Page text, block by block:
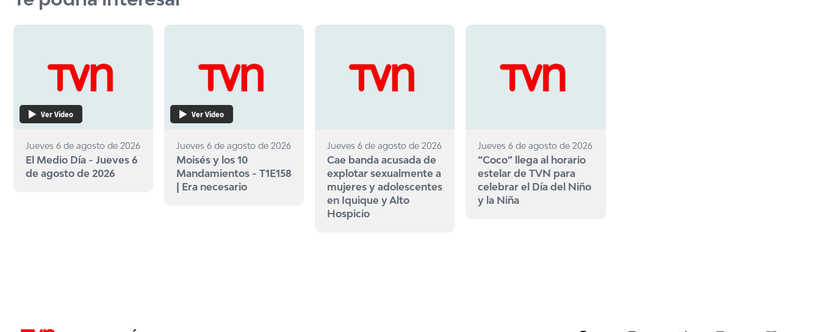
Ver Video
Jueves 6 de agosto de 2026
El Medio Día - Jueves 6
de agosto de 2026
Ver Video
Jueves 6 de agosto de 2026
Moisés y los 10
Mandamientos - T1E158
| Era necesario
Jueves 6 de agosto de 2026
Cae banda acusada de
explotar sexualmente a
mujeres y adolescentes
en Iquique y Alto
Hospicio
Jueves 6 de agosto de 2026
“Coco” llega al horario
estelar de TVN para
celebrar el Día del Niño
y la Niña